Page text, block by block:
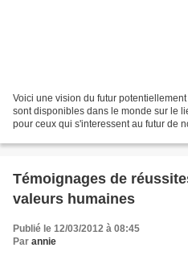
Voici une vision du futur
sont disponibles dans le monde sur le
pour ceux qui s'interessent au futur de
Témoignages de
valeurs humaines
Publié le 12/03/2012 à 08:45
Par annie